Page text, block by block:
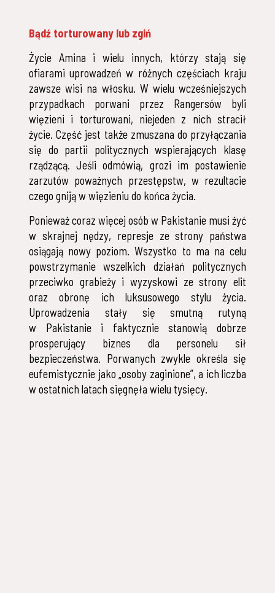
Bądź torturowany lub zgiń
Życie Amina i wielu innych, którzy stają się
ofiarami uprowadzeń w różnych częściach kraju
zawsze wisi na włosku. W wielu wcześniejszych
przypadkach porwani przez Rangersów byli
więzieni i torturowani, niejeden z nich stracił
życie. Część jest także zmuszana do przyłączania
się do partii politycznych wspierających klasę
rządzącą. Jeśli odmówią, grozi im postawienie
zarzutów poważnych przestępstw, w rezultacie
czego gniją w więzieniu do końca życia.
Ponieważ coraz więcej osób w Pakistanie musi żyć
w skrajnej nędzy, represje ze strony państwa
osiągają nowy poziom. Wszystko to ma na celu
powstrzymanie wszelkich działań politycznych
przeciwko grabieży i wyzyskowi ze strony elit
oraz obronę ich luksusowego stylu życia.
Uprowadzenia stały się smutną rutyną
w Pakistanie i faktycznie stanowią dobrze
prosperujący biznes dla personelu sił
bezpieczeństwa. Porwanych zwykle określa się
eufemistycznie jako „osoby zaginione”, a ich liczba
w ostatnich latach sięgnęła wielu tysięcy.